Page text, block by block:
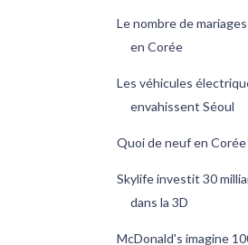
Le nombre de
en Corée
Les véhicules
envahissent Séoul
Quoi de neuf en Corée
Skylife investit 30
dans la 3D
McDonald's imagine